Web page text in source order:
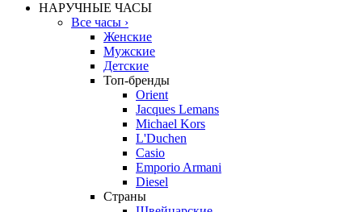
НАРУЧНЫЕ ЧАСЫ
Все часы ›
Женские
Мужские
Детские
Топ-бренды
Orient
Jacques Lemans
Michael Kors
L'Duchen
Casio
Emporio Armani
Diesel
Страны